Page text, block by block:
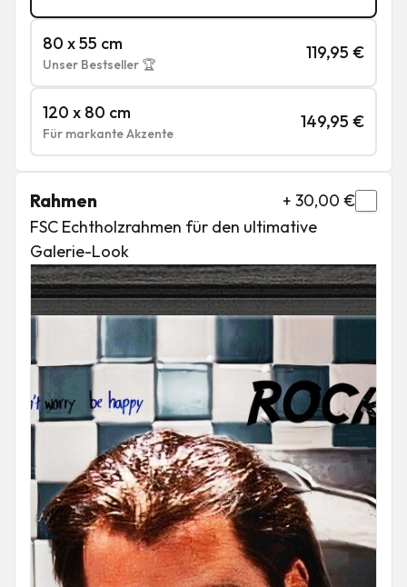
80 x 55 cm
Unser Bestseller 🏆
119,95 €
120 x 80 cm
Für markante Akzente
149,95 €
Rahmen + 30,00 €
FSC Echtholzrahmen für den ultimative
Galerie-Look